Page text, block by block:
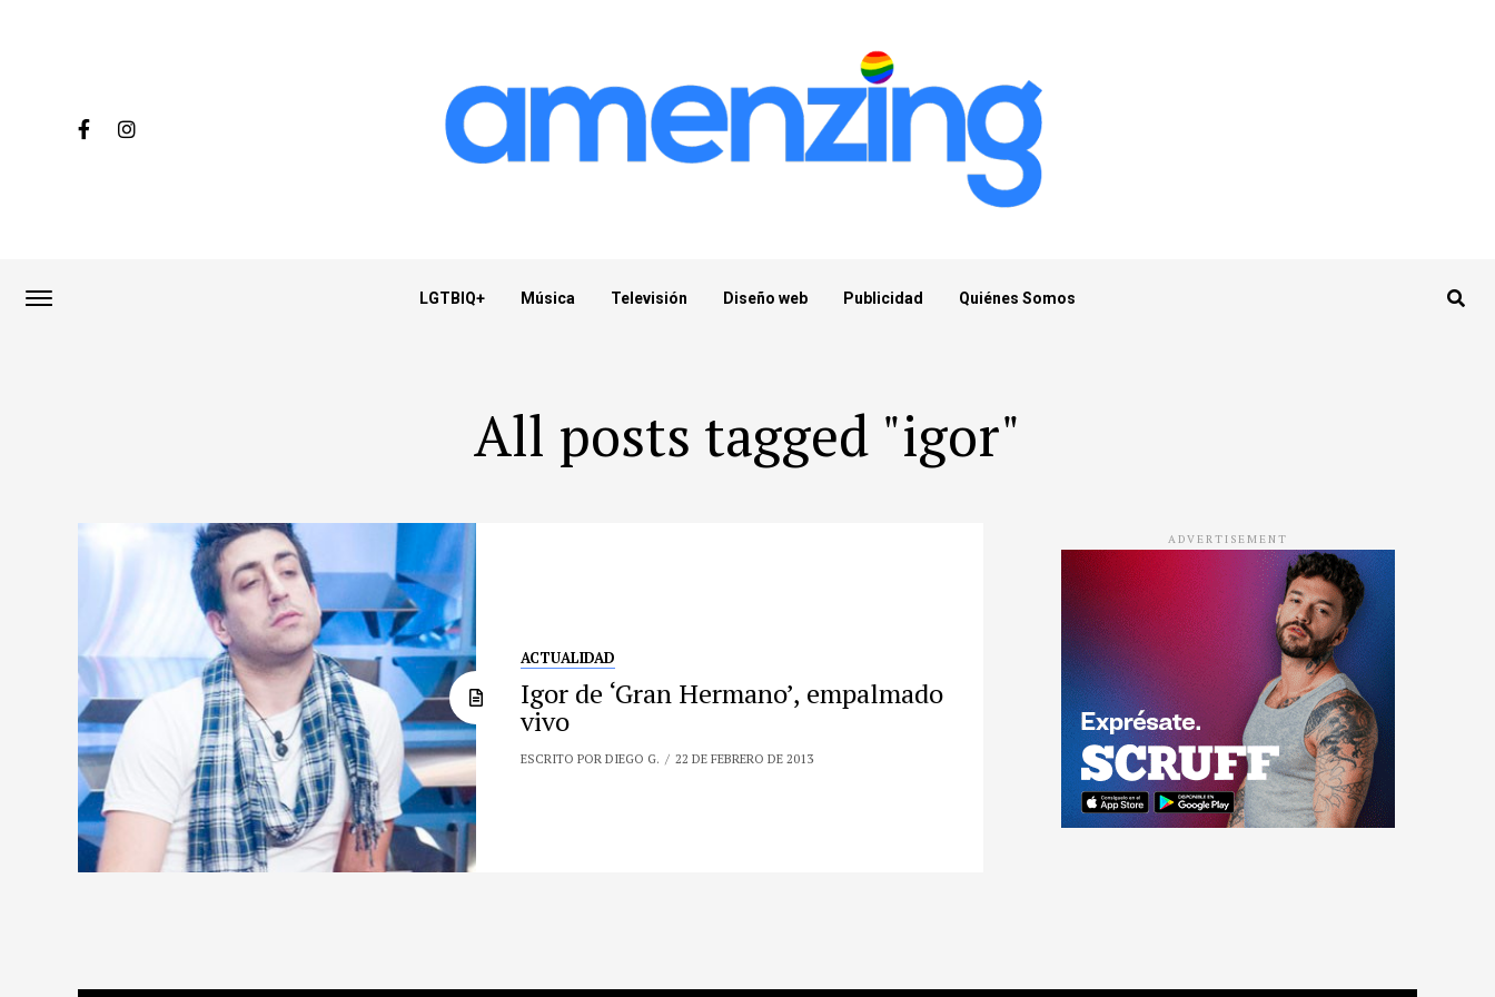
LGTBIQ+ Música Televisión Diseño web Publicidad Quiénes Somos
All posts tagged "igor"
ACTUALIDAD
Igor de ‘Gran Hermano’, empalmado
vivo
ESCRITO POR DIEGO G. 22 DE FEBRERO DE 2013
ADVERTISEMENT